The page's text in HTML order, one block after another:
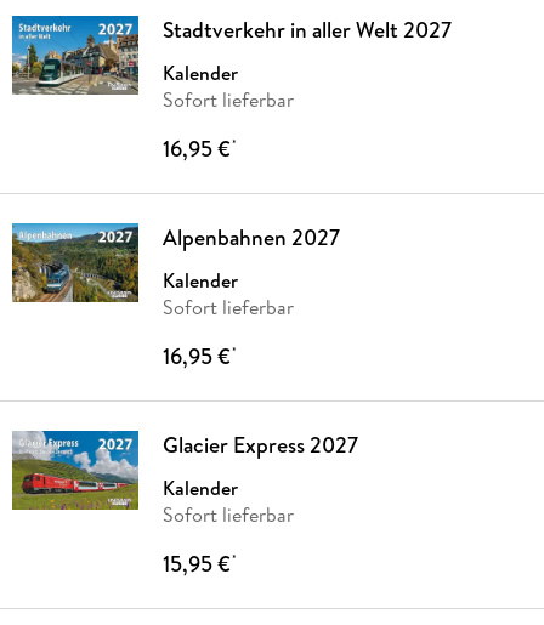
Stadtverkehr in aller Welt 2027
Kalender
Sofort lieferbar
16,95 €*
Alpenbahnen 2027
Kalender
Sofort lieferbar
16,95 €*
Glacier Express 2027
Kalender
Sofort lieferbar
15,95 €*